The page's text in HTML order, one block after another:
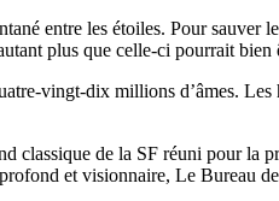
entre les étoiles. Pour sauver
plus que celle-ci pourrait
vingt-dix millions d’âmes.
classique de la SF réuni pour la
et visionnaire, Le Bureau